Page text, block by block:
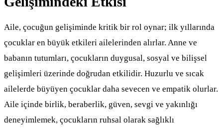
Aile, çocuğun gelişiminde kritik bir rol oynar; ilk yıllarında
çocuklar en büyük etkileri ailelerinden alırlar. Anne ve
babanın tutumları, çocukların duygusal, sosyal ve bilişsel
gelişimleri üzerinde doğrudan etkilidir. Huzurlu ve sıcak
ailelerde büyüyen çocuklar daha sevecen ve empatik olurlar.
Aile içinde birlik, beraberlik, güven, sevgi ve yakınlığı
deneyimlemek, çocukların ruhsal olarak sağlıklı